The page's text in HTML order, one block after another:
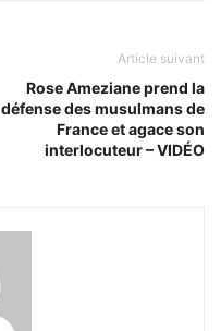
Article suivant
Rose Ameziane prend la
défense des musulmans de
France et agace son
interlocuteur – VIDÉO